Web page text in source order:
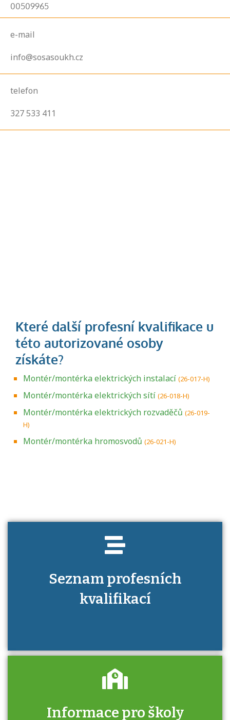
00509965
e-mail
info@sosasoukh.cz
telefon
327 533 411
Montér/montérka elektrických instalací (26-017-H)
Montér/montérka elektrických sítí (26-018-H)
Montér/montérka elektrických rozvaděčů (26-019-
H)
Montér/montérka hromosvodů (26-021-H)
Seznam profesních
kvalifikací
Projděte si seznam profesních kvalifikací.
Informace pro školy